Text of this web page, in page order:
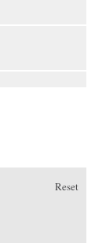
Reset